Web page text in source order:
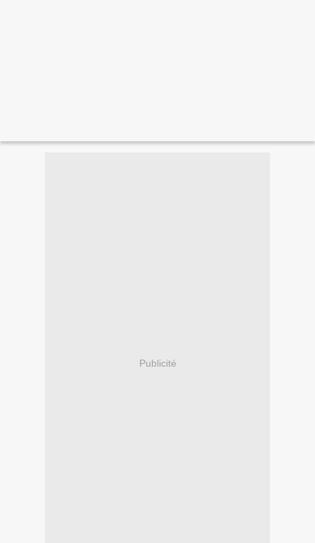
Publicité